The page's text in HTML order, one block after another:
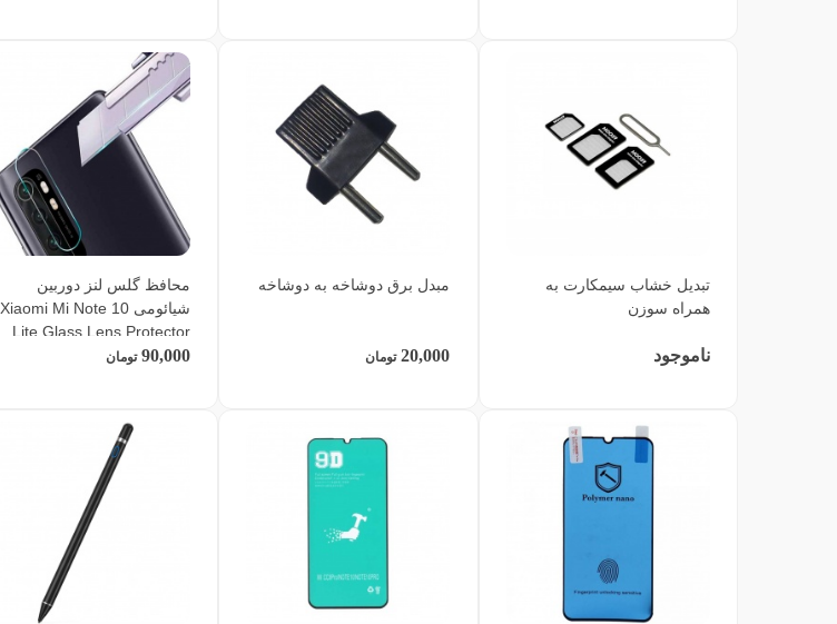
تبدیل خشاب سیمکارت به
همراه سوزن
ناموجود
مبدل برق دوشاخه به دوشاخه
20,000 تومان
محافظ گلس لنز دوربین
شیائومی Xiaomi Mi Note 10
Lite Glass Lens Protector
90,000 تومان